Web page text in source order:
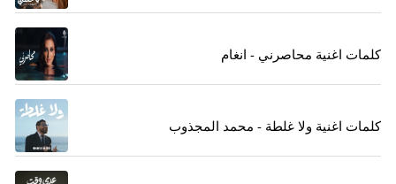
كلمات اغنية محاصرني - انغام
كلمات اغنية ولا غلطة - محمد المجذوب